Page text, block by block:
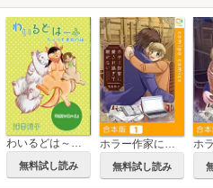
わいるどは～ふ ちょっと未来の話『特別な俺の犬』
無料試し読み
ホラー作家に愛され過ぎて眠れない【合本版】
無料試し読み